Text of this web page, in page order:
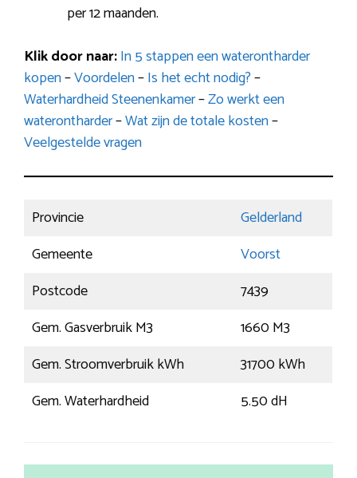
per 12 maanden.
Klik door naar:In 5 stappen een waterontharder
kopen–Voordelen–Is het echt nodig?–
Waterhardheid Steenenkamer–Zo werkt een
waterontharder–Wat zijn de totale kosten–
Veelgestelde vragen
Provincie
Gelderland
Gemeente
Voorst
Postcode
7439
Gem. Gasverbruik M3
1660 M3
Gem. Stroomverbruik kWh
31700 kWh
Gem. Waterhardheid
5.50 dH